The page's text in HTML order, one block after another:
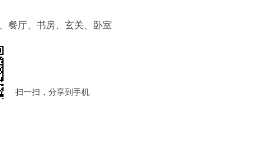
餐厅、书房、玄关、卧室
扫一扫，分享到手机